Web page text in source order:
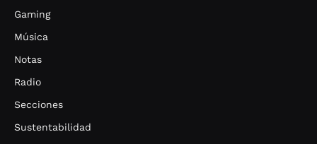
Gaming
Música
Notas
Radio
Secciones
Sustentabilidad